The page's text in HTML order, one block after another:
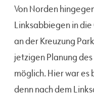
Von Norden
Linksabbiegen in
an der Kreuzung
jetzigen Planung
möglich. Hier war es
denn nach dem